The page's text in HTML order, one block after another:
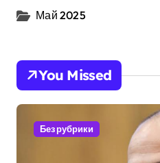
Май 2025
You Missed
Без рубрики